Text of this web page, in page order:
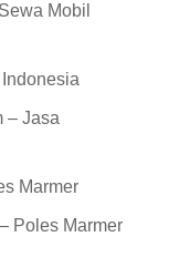
Mobil
– Jasa
Marmer
Poles Marmer